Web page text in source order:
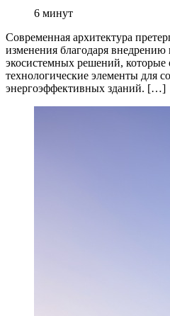
6 минут
Современная архитектура
изменения благодаря
экосистемных решений,
технологические элементы для
энергоэффективных зданий. […]